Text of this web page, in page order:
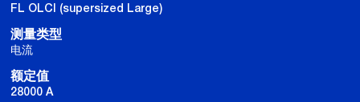
FL OLCI (supersized Large)
测量类型
电流
额定值
28000 A